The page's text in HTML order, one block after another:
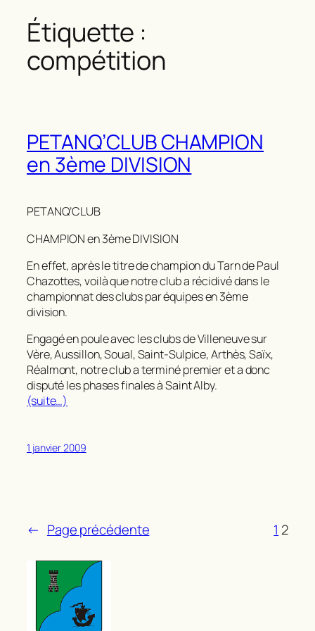
Étiquette :
compétition
PETANQ’CLUB CHAMPION
en 3ème DIVISION
PETANQ’CLUB
CHAMPION en 3ème DIVISION
En effet, après le titre de champion du Tarn de Paul
Chazottes, voilà que notre club a récidivé dans le
championnat des clubs par équipes en 3ème
division.
Engagé en poule avec les clubs de Villeneuve sur
Vère, Aussillon, Soual, Saint-Sulpice, Arthès, Saïx,
Réalmont, notre club a terminé premier et a donc
disputé les phases finales à Saint Alby.
(suite…)
1 janvier 2009
← Page précédente 1 2